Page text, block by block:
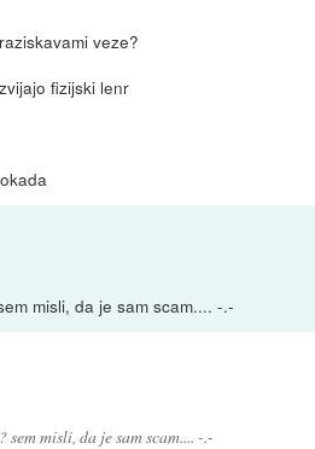
veze?
fizijski lenr
misli, da je sam scam.... -.-
misli, da je sam scam.... -.-